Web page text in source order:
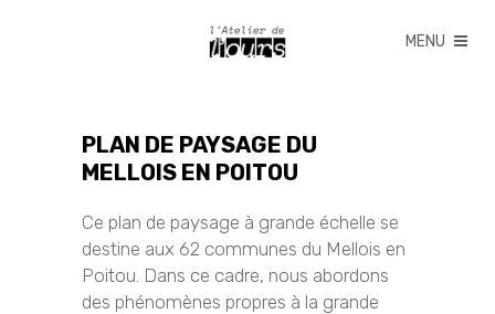
PLAN DE PAYSAGE DU
MELLOIS EN POITOU
Ce plan de paysage à grande échelle se
destine aux 62 communes du Mellois en
Poitou. Dans ce cadre, nous abordons
des phénomènes propres à la grande